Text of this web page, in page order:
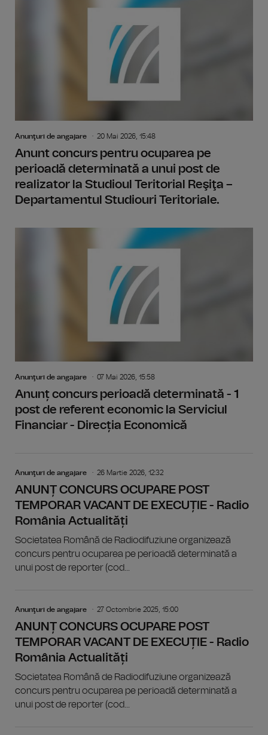
Anunţuri de angajare 20 Mai 2026, 15:48
Anunt concurs pentru ocuparea pe
perioadă determinată a unui post de
realizator la Studioul Teritorial Reşiţa –
Departamentul Studiouri Teritoriale.
Anunţuri de angajare 07 Mai 2026, 15:58
Anunț concurs perioadă determinată - 1
post de referent economic la Serviciul
Financiar - Direcția Economică
Anunţuri de angajare 26 Martie 2026, 12:32
ANUNȚ CONCURS OCUPARE POST
TEMPORAR VACANT DE EXECUȚIE - Radio
România Actualități
Societatea Română de Radiodifuziune organizează
concurs pentru ocuparea pe perioadă determinată a
unui post de reporter (cod...
Anunţuri de angajare 27 Octombrie 2025, 15:00
ANUNȚ CONCURS OCUPARE POST
TEMPORAR VACANT DE EXECUȚIE - Radio
România Actualități
Societatea Română de Radiodifuziune organizează
concurs pentru ocuparea pe perioadă determinată a
unui post de reporter (cod...